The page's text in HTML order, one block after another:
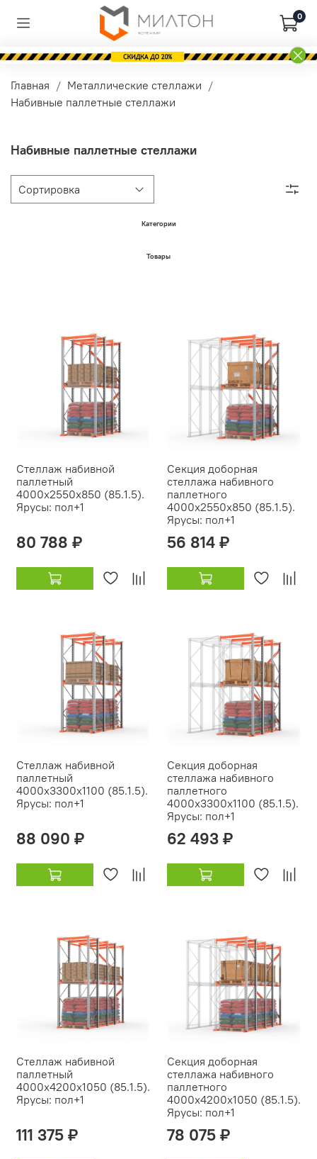
0
Главная
Металлические стеллажи
Набивные паллетные стеллажи
Набивные паллетные стеллажи
Категории
Товары
Стеллаж набивной
паллетный
4000х2550х850 (85.1.5).
Ярусы: пол+1
80 788 ₽
Секция доборная
стеллажа набивного
паллетного
4000х2550х850 (85.1.5).
Ярусы: пол+1
56 814 ₽
Стеллаж набивной
паллетный
4000х3300х1100 (85.1.5).
Ярусы: пол+1
88 090 ₽
Секция доборная
стеллажа набивного
паллетного
4000х3300х1100 (85.1.5).
Ярусы: пол+1
62 493 ₽
Стеллаж набивной
паллетный
4000х4200х1050 (85.1.5).
Ярусы: пол+1
111 375 ₽
Секция доборная
стеллажа набивного
паллетного
4000х4200х1050 (85.1.5).
Ярусы: пол+1
78 075 ₽